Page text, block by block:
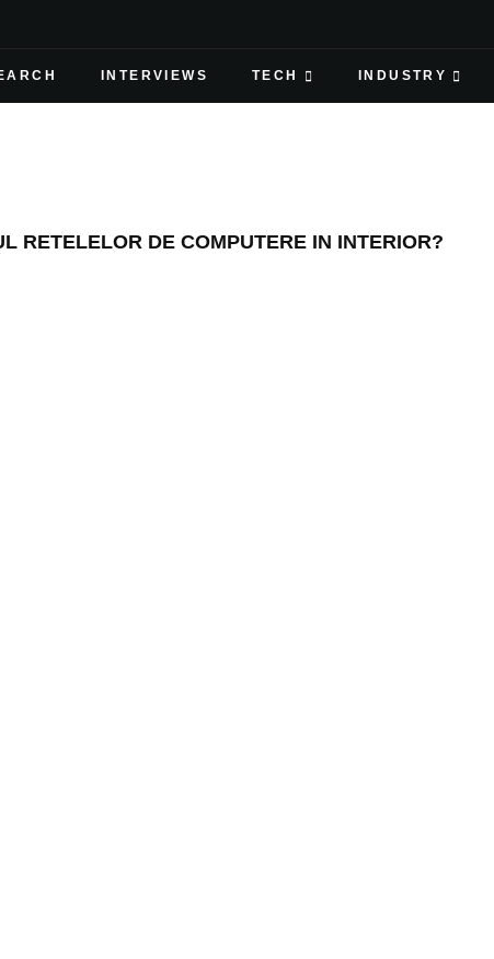
INTERVIEWS TECH INDUSTRY
RETELELOR DE COMPUTERE IN INTERIOR?